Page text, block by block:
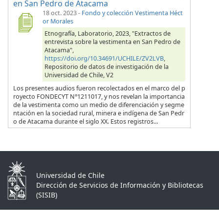
en San Pedro de Atacama
18 oct. 2023- Fondo y colección Vestimenta Héct
or Morales
Etnografía, Laboratorio, 2023, "Extractos de
entrevista sobre la vestimenta en San Pedro de
Atacama",
https://doi.org/10.34691/UCHILE/ZV2LVB,
Repositorio de datos de investigación de la
Universidad de Chile, V2
Los presentes audios fueron recolectados en el marco del p
royecto FONDECYT N°1211017, y nos revelan la importancia
de la vestimenta como un medio de diferenciación y segme
ntación en la sociedad rural, minera e indígena de San Pedr
o de Atacama durante el siglo XX. Estos registros...
Universidad de Chile
Dirección de Servicios de Información y Bibliotecas
(SISIB)